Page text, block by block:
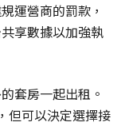
運營商的罰款，
享數據以加強執
套房一起出租。
但可以決定選擇接